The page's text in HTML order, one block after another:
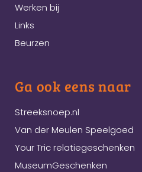
Werken bij
Links
Beurzen
Ga ook eens naar
Streeksnoep.nl
Van der Meulen Speelgoed
Your Tric relatiegeschenken
MuseumGeschenken